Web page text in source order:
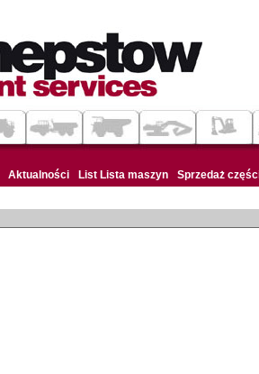
Aktualności List Lista maszyn Sprzedaż